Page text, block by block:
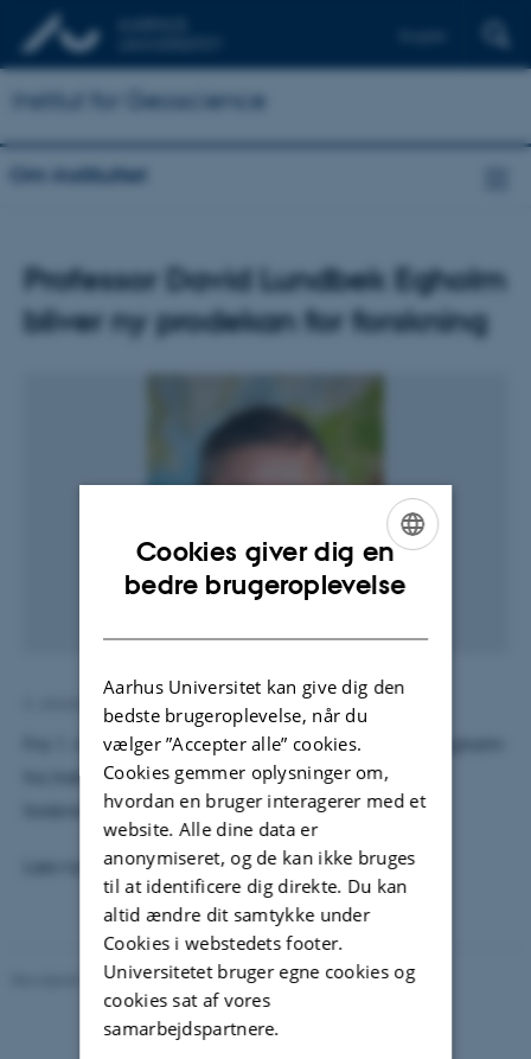
Institut for Geoscience
Om instituttet
Professor David Lundbek Egholm
bliver ny prodekan for forskning
Fra 1. november 2020 over tager David Lundbek Egholm
fra Institut for Geoscience titlen som prodekan for
Læs nyheden på fakultets hjemmeside her.
Revideret 20.02.2026
ENGLISH
Cookies giver dig en
bedre brugeroplevelse
Aarhus Universitet kan give dig den
bedste brugeroplevelse, når du
vælger ”Accepter alle” cookies.
Cookies gemmer oplysninger om,
hvordan en bruger interagerer med et
website. Alle dine data er
anonymiseret, og de kan ikke bruges
til at identificere dig direkte. Du kan
altid ændre dit samtykke under
Cookies i webstedets footer.
Universitetet bruger egne cookies og
cookies sat af vores
samarbejdspartnere.